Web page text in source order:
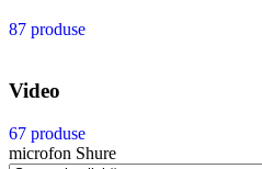
87 produse
Video
67 produse
microfon Shure